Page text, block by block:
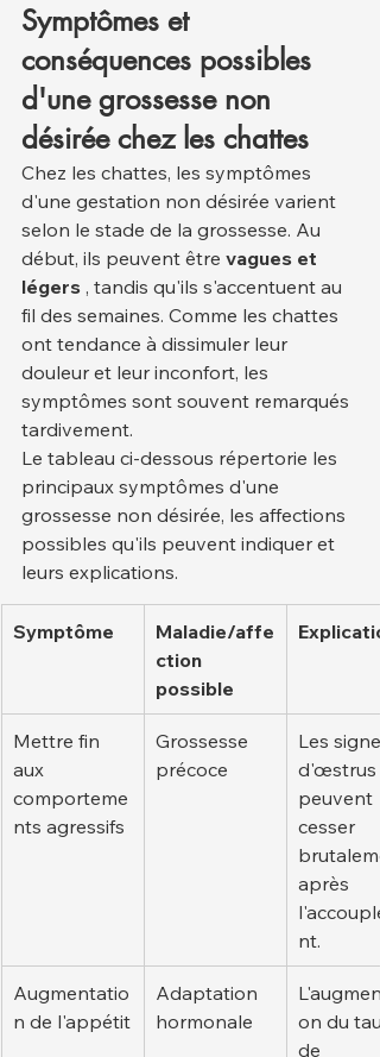
Symptômes et
conséquences possibles
d'une grossesse non
désirée chez les chattes
Chez les chattes, les symptômes
d'une gestation non désirée varient
selon le stade de la grossesse. Au
début, ils peuvent être vagues et
légers , tandis qu'ils s'accentuent au
fil des semaines. Comme les chattes
ont tendance à dissimuler leur
douleur et leur inconfort, les
symptômes sont souvent remarqués
tardivement.
Le tableau ci-dessous répertorie les
principaux symptômes d'une
grossesse non désirée, les affections
possibles qu'ils peuvent indiquer et
leurs explications.
Symptôme
Maladie/affe
ction
possible
Mettre fin
aux
comporteme
nts agressifs
Grossesse
précoce
Les
d'œstrus
peuvent
cesser
après
nt.
Augmentatio
n de l'appétit
Adaptation
hormonale
on du
de